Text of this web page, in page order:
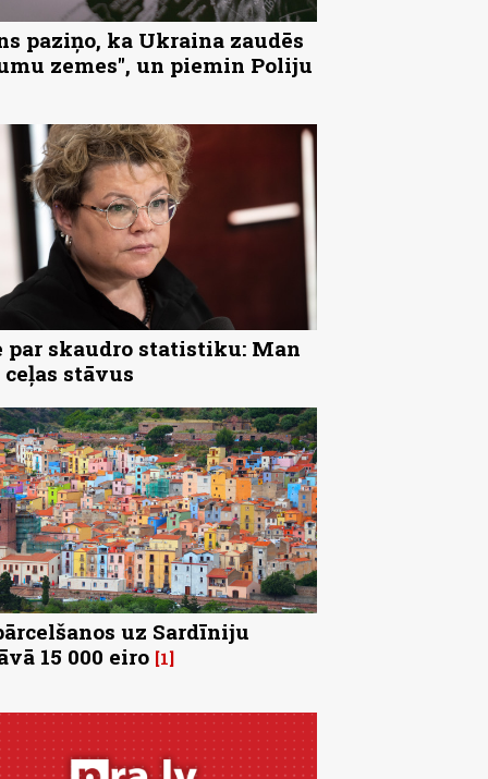
paziņo, ka Ukraina zaudēs
zemes", un piemin Poliju
par skaudro statistiku: Man
stāvus
uz Sardīniju
15 000 eiro 1